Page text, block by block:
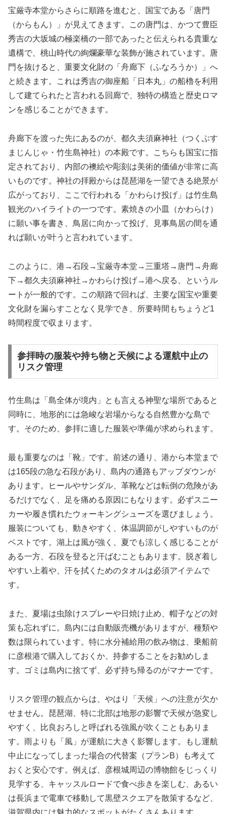
宝厳寺本堂からさらに順路を進むと、国宝である「唐門
（からもん）」が見えてきます。この唐門は、かつて豊臣
秀吉の大坂城の極楽橋の一部であったと伝えられる貴重な
遺構で、桃山時代の絢爛豪華な装飾が施されています。唐
門を抜けると、重要文化財の「舟廊下（ふなろうか）」へ
と続きます。これは秀吉の御座船「日本丸」の船櫓を利用
して建てられたと言われる回廊で、独特の構造と歴史ロマ
ンを感じることができます。
舟廊下を渡った先にあるのが、都久夫須麻神社（つくぶす
まじんじゃ・竹生島神社）の本殿です。こちらも国宝に指
定されており、内部の襖絵や彫刻は美術的価値が非常に高
いものです。神社の拝殿からは琵琶湖を一望できる絶景が
広がっており、ここで行われる「かわらけ投げ」は竹生島
観光のハイライトの一つです。素焼きの小皿（かわらけ）
に願い事を書き、鳥居に向かって投げ、見事鳥居の間を通
れば願いが叶うと言われています。
このように、港→石段→宝厳寺本堂→三重塔→唐門→舟廊
下→都久夫須麻神社→かわらけ投げ→港へ戻る、というル
ートが一般的です。この順路で回れば、主要な国宝や重要
文化財を漏らすことなく見学でき、所要時間もちょうど1
時間程度で収まります。
参拝時の服装や持ち物と天候による運航中止の
リスク管理
竹生島は「島全体が境内」とも言える神聖な場所であると
同時に、地形的には急峻な岩場からなる自然豊かな島で
す。そのため、参拝に適した服装や準備が求められます。
最も重要なのは「靴」です。前述の通り、港から本堂まで
は165段の急な石段があり、島内の通路もアップダウンが
あります。ヒールやサンダル、革靴などは転倒の危険があ
るだけでなく、足を痛める原因にもなります。必ずスニー
カーや履き慣れたウォーキングシューズを選びましょう。
服装についても、動きやすく、体温調節がしやすいものが
ベストです。湖上は風が強く、夏でも涼しく感じることが
ある一方、石段を登ると汗ばむこともあります。脱ぎ着し
やすい上着や、汗を拭くためのタオルは必須アイテムで
す。
また、夏場は虫除けスプレーや日焼け止め、帽子などの対
策も忘れずに。島内には自動販売機がありますが、種類や
数は限られています。特に水分補給用の飲み物は、乗船前
に彦根港で購入しておくか、持参することをお勧めしま
す。ゴミは島内に捨てず、必ず持ち帰るのがマナーです。
リスク管理の観点からは、やはり「天候」への注意が欠か
せません。琵琶湖、特に北部は地形の影響で天候が急変し
やすく、比良おろしと呼ばれる強風が吹くこともありま
す。雨よりも「風」が運航に大きく影響します。もし運航
中止になってしまった場合の代替案（プランB）も考えて
おくと安心です。例えば、彦根城周辺の博物館をじっくり
見学する、キャッスルロードで食べ歩きを楽しむ、あるい
は長浜まで電車で移動して黒壁スクエアを散策するなど、
滋賀県内には魅力的なスポットがたくさんあります。